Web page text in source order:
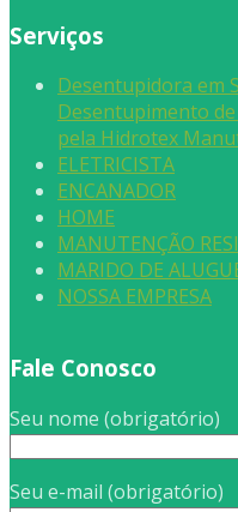
Serviços
Desentupidora em
Desentupimento
pela Hidrotex
ELETRICISTA
ENCANADOR
HOME
MANUTENÇÃO
MARIDO DE
NOSSA EMPRESA
Fale Conosco
Seu nome (obrigatório)
Seu e-mail (obrigatório)